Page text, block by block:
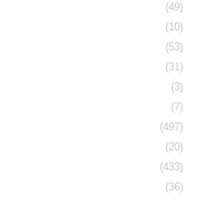
(49)
(10)
(53)
(31)
(3)
(7)
(497)
(20)
(433)
(36)